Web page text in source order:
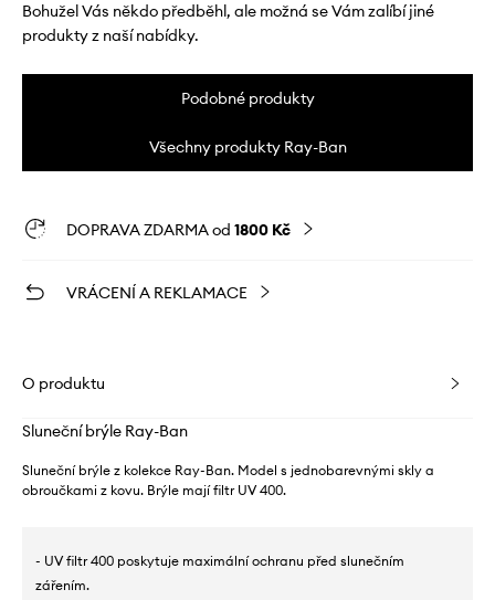
Bohužel Vás někdo předběhl, ale možná se Vám zalíbí jiné
produkty z naší nabídky.
Podobné produkty
Všechny produkty Ray-Ban
DOPRAVA ZDARMA od 1800 Kč
VRÁCENÍ A REKLAMACE
O produktu
Sluneční brýle Ray-Ban
Sluneční brýle z kolekce Ray-Ban. Model s jednobarevnými skly a
obroučkami z kovu. Brýle mají filtr UV 400.
- UV filtr 400 poskytuje maximální ochranu před slunečním
zářením.